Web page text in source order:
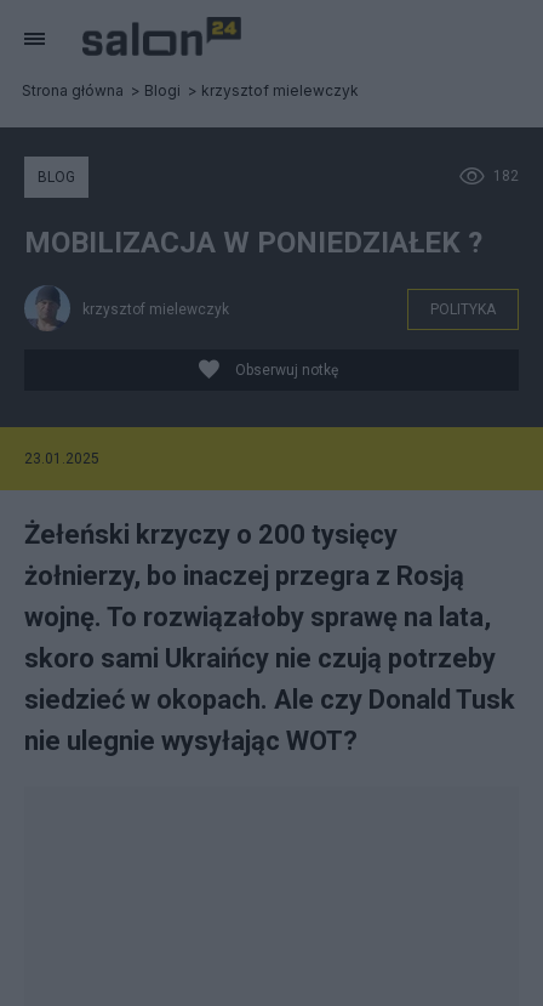
Strona główna Blogi krzysztof mielewczyk
182
BLOG
MOBILIZACJA W PONIEDZIAŁEK ?
krzysztof mielewczyk POLITYKA
Obserwuj notkę
23.01.2025
Żełeński krzyczy o 200 tysięcy
żołnierzy, bo inaczej przegra z Rosją
wojnę. To rozwiązałoby sprawę na lata,
skoro sami Ukraińcy nie czują potrzeby
siedzieć w okopach. Ale czy Donald Tusk
nie ulegnie wysyłając WOT?